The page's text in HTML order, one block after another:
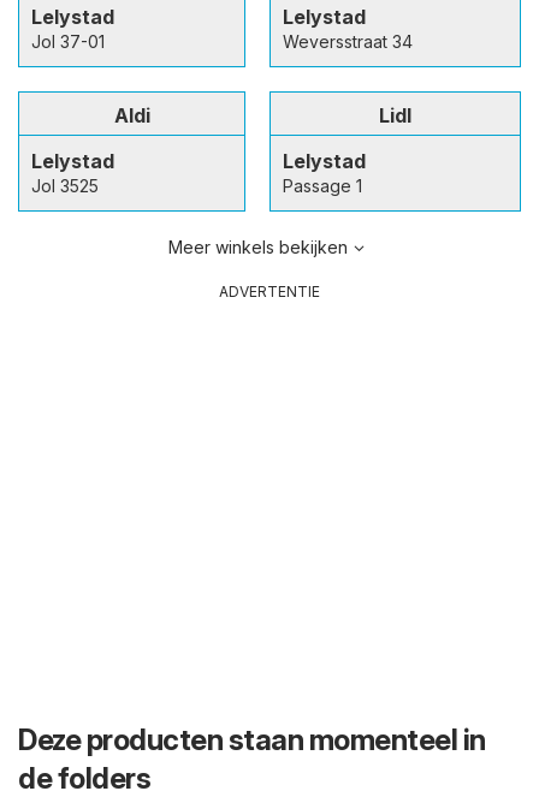
Lelystad
Jol 37-01
Lelystad
Weversstraat 34
Aldi
Lelystad
Jol 3525
Lidl
Lelystad
Passage 1
Meer winkels bekijken
ADVERTENTIE
Deze producten staan momenteel in
de folders